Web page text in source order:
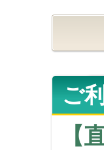
ご
【